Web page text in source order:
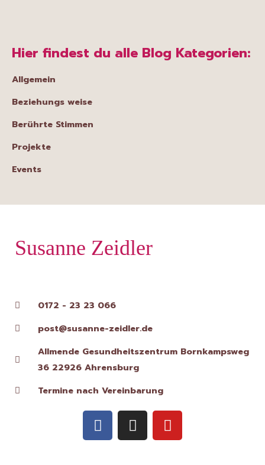
Hier findest du alle Blog Kategorien:
Allgemein
Beziehungs weise
Berührte Stimmen
Projekte
Events
Susanne Zeidler
0172 - 23 23 066
post@susanne-zeidler.de
Allmende Gesundheitszentrum Bornkampsweg
36 22926 Ahrensburg
Termine nach Vereinbarung
F
a
I
n
Y
o